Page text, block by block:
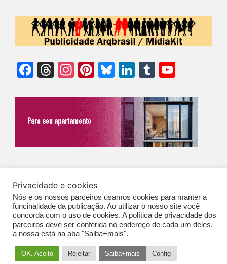
Facebook
Threads
Instagram
Pinterest
Bluesky
LinkedIn
Tumblr
Expediente|Contato|Newsletter
GERAIS DE PUBLICAÇÃO (CGP)
Privacidade e cookies
Nós e os nossos parceiros usamos cookies para manter a
funcinalidade da publicação. Ao utilizar o nosso site você
concorda com o uso de cookies. A política de privacidade dos
parceiros deve ser conferida no endereço de cada um deles,
a nossa está na aba "Saiba+mais".
OK. Aceito Rejeitar Saiba+mais Config